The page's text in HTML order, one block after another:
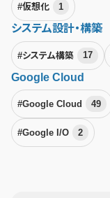
#仮想化 1
システム設計・構築
#システム構築 17
Google Cloud
#Google Cloud 49
#Google I/O 2